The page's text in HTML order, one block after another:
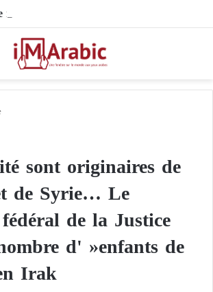
sont originaires de
de Syrie… Le
de la Justice
d' »enfants de
Irak